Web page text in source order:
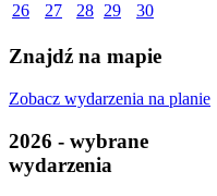
26
27 28 29 30
Znajdź na mapie
Zobacz wydarzenia na planie
2026 - wybrane
wydarzenia